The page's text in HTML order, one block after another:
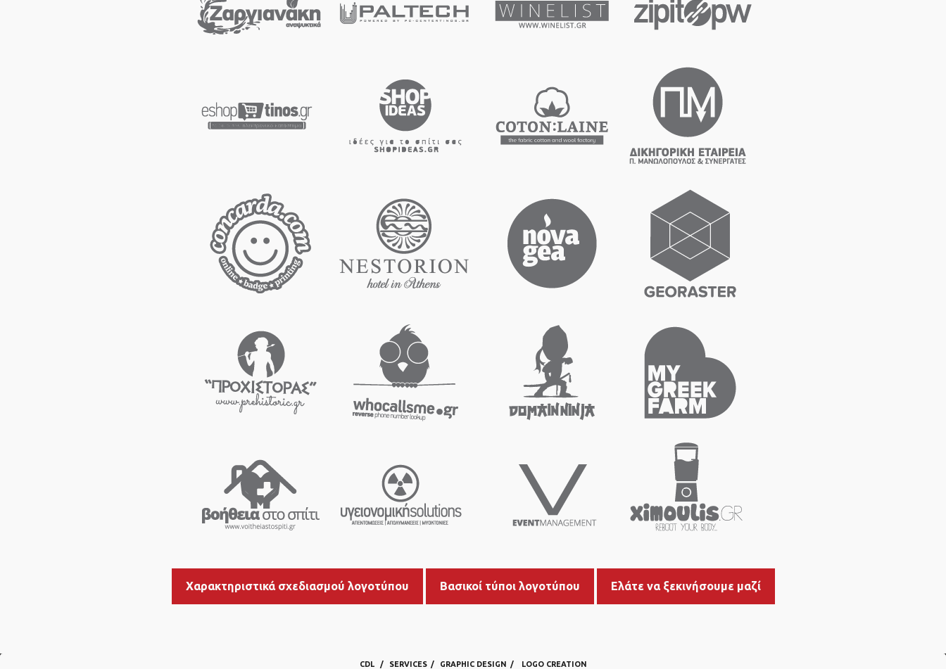
Χαρακτηριστικά σχεδιασμού λογοτύπου Βασικοί τύποι λογοτύπου Ελάτε να ξεκινήσουμε μαζί
CDL SERVICES GRAPHIC DESIGN LOGO CREATION